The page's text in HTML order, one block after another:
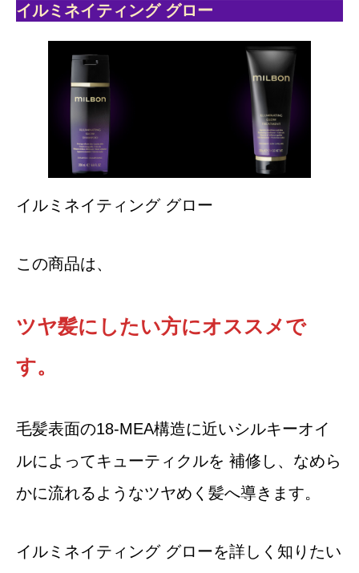
イルミネイティング グロー
イルミネイティング グロー
この商品は、
ツヤ髪にしたい方にオススメで
す。
毛髪表面の18-MEA構造に近いシルキーオイ
ルによってキューティクルを 補修し、なめら
かに流れるようなツヤめく髪へ導きます。
イルミネイティング グローを詳しく知りたい